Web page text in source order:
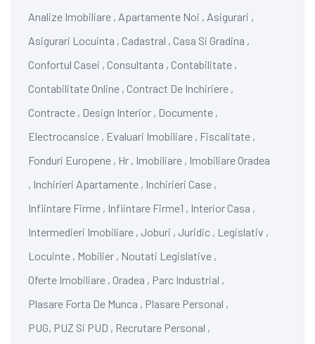
Analize Imobiliare , Apartamente Noi , Asigurari ,
Asigurari Locuinta , Cadastral , Casa Si Gradina ,
Confortul Casei , Consultanta , Contabilitate ,
Contabilitate Online , Contract De Inchiriere ,
Contracte , Design Interior , Documente ,
Electrocansice , Evaluari Imobiliare , Fiscalitate ,
Fonduri Europene , Hr , Imobiliare , Imobiliare Oradea
, Inchirieri Apartamente , Inchirieri Case ,
Infiintare Firme , Infiintare Firme1 , Interior Casa ,
Intermedieri Imobiliare , Joburi , Juridic , Legislativ ,
Locuinte , Mobilier , Noutati Legislative ,
Oferte Imobiliare , Oradea , Parc Industrial ,
Plasare Forta De Munca , Plasare Personal ,
PUG, PUZ Si PUD , Recrutare Personal ,